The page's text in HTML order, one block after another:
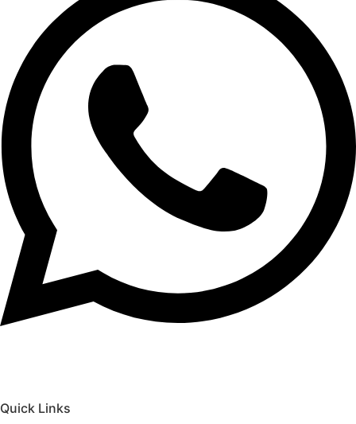
Quick Links